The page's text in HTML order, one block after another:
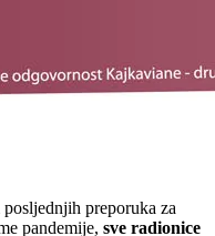
preporuka za
pandemije, sve radionice